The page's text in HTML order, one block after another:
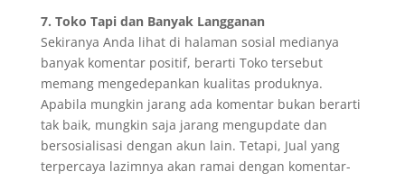
7. Toko Tapi dan Banyak Langganan
Sekiranya Anda lihat di halaman sosial medianya
banyak komentar positif, berarti Toko tersebut
memang mengedepankan kualitas produknya.
Apabila mungkin jarang ada komentar bukan berarti
tak baik, mungkin saja jarang mengupdate dan
bersosialisasi dengan akun lain. Tetapi, Jual yang
terpercaya lazimnya akan ramai dengan komentar-